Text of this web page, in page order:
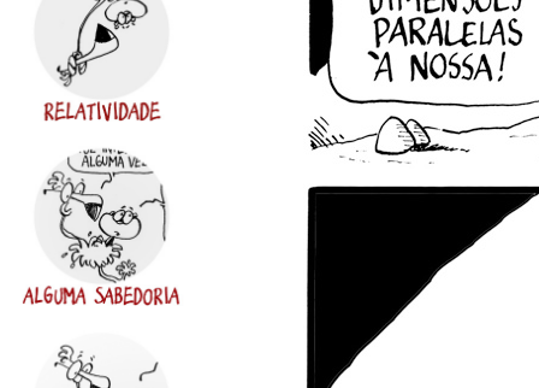
MINUTOS
de
ZOMBARIA
ILUSTRAÇÃO
FACEBOOK